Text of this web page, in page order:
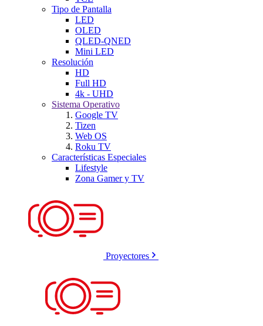
Tipo de Pantalla
LED
OLED
QLED-QNED
Mini LED
Resolución
HD
Full HD
4k - UHD
Sistema Operativo
Google TV
Tizen
Web OS
Roku TV
Características Especiales
Lifestyle
Zona Gamer y TV
Proyectores